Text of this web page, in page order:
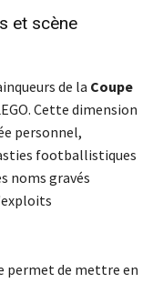
et scène
de la Coupe
Cette dimension
personnel,
footballistiques
noms gravés
permet de mettre en